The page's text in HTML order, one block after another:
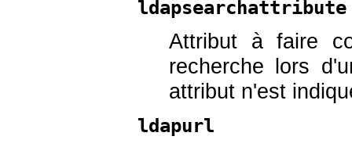
ldapsearchattribute
Attribut à faire
recherche lors
attribut n'est
ldapurl